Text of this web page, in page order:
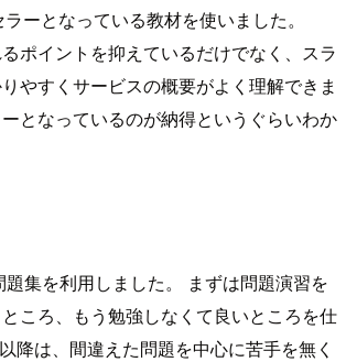
ーとなっている教材を使いました。
ポイントを抑えているだけでなく、スラ
やすくサービスの概要がよく理解できま
となっているのが納得というぐらいわか
集を利用しました。 まずは問題演習を
ころ、もう勉強しなくて良いところを仕
降は、間違えた問題を中心に苦手を無く